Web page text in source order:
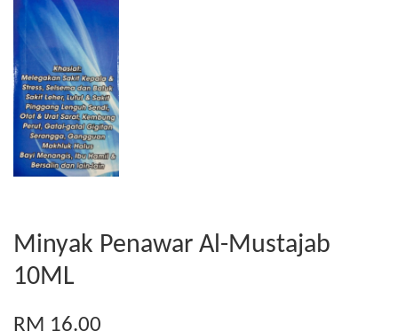
Minyak Penawar Al-Mustajab
10ML
RM 16.00